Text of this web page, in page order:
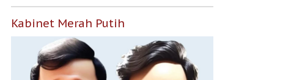
Kabinet Merah Putih